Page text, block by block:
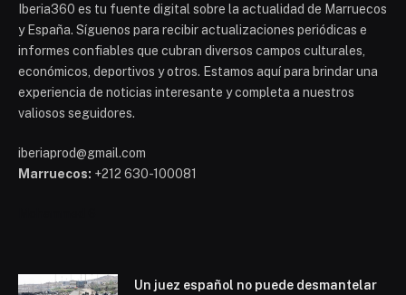
Iberia360 es tu fuente digital sobre la actualidad de Marruecos
y España. Síguenos para recibir actualizaciones periódicas e
informes confiables que cubran diversos campos culturales,
económicos, deportivos y otros. Estamos aquí para brindar una
experiencia de noticias interesante y completa a nuestros
valiosos seguidores.
iberiaprod@gmail.com
Marruecos: +212 630-100081
Un juez español no puede desmantelar